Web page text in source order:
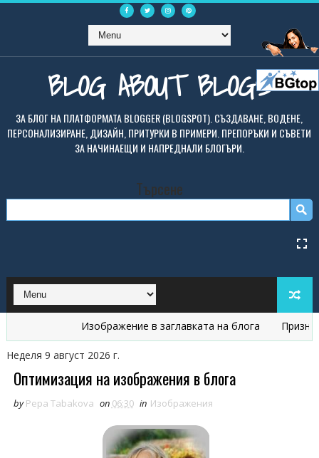
BLOG ABOUT BLOGS
ЗА БЛОГ НА ПЛАТФОРМАТА BLOGGER (BLOGSPOT). СЪЗДАВАНЕ, ВОДЕНЕ,
ПЕРСОНАЛИЗИРАНЕ, ДИЗАЙН, ПРИТУРКИ В ПРИМЕРИ. ПРЕПОРЪКИ И СЪВЕТИ
ЗА НАЧИНАЕЩИ И НАПРЕДНАЛИ БЛОГЪРИ.
Търсене
Изображение в заглавката на блога Признаци,
Неделя 9 август 2026 г.
Оптимизация на изображения в блога
by Pepa Tabakova on 06:30 in Изображения